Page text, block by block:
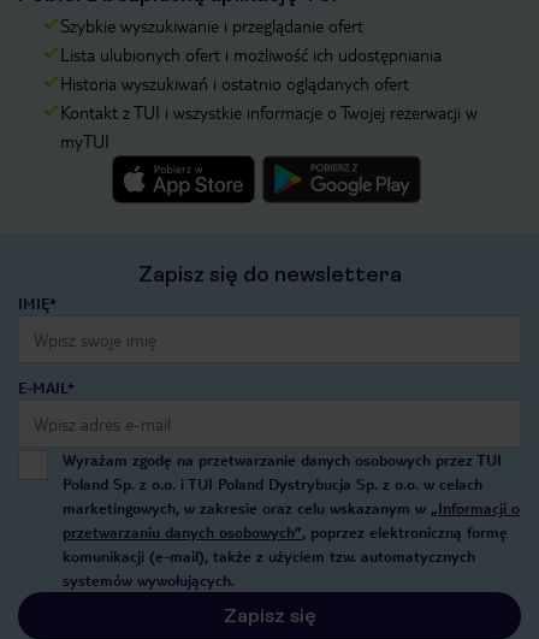
Szybkie wyszukiwanie i przeglądanie ofert
Lista ulubionych ofert i możliwość ich udostępniania
Historia wyszukiwań i ostatnio oglądanych ofert
Kontakt z TUI i wszystkie informacje o Twojej rezerwacji w
myTUI
Zapisz się do newslettera
IMIĘ*
E-MAIL*
Wyrażam zgodę na przetwarzanie danych osobowych przez TUI
Poland Sp. z o.o. i TUI Poland Dystrybucja Sp. z o.o. w celach
marketingowych, w zakresie oraz celu wskazanym w „Informacji o
przetwarzaniu danych osobowych”, poprzez elektroniczną formę
komunikacji (e-mail), także z użyciem tzw. automatycznych
systemów wywołujących.
Zapisz się